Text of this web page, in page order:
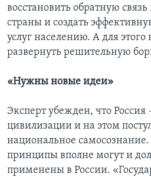
восстановить обратную
страны и создать
услуг населению. А для
развернуть решительную
«Нужны новые идеи»
Эксперт убежден, что Россия
цивилизации и на этом
национальное самосознание.
принципы вполне могут и
применены в России.